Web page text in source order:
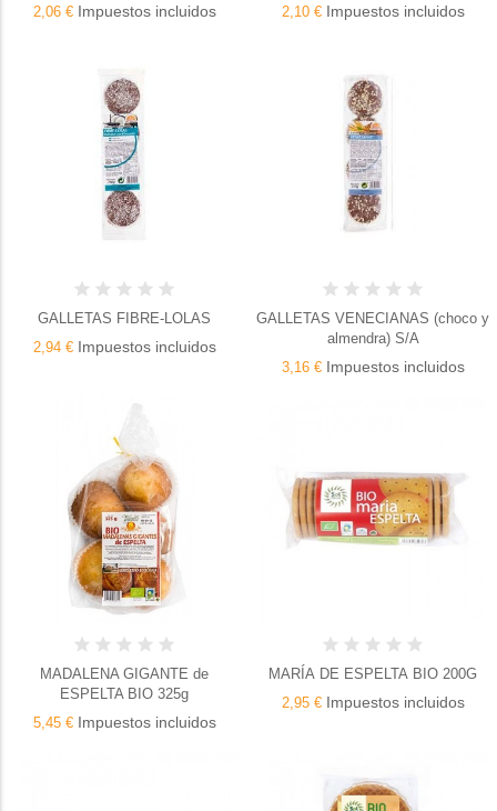
2,06 €Impuestos incluidos
2,10 €Impuestos incluidos
GALLETAS FIBRE-LOLAS
2,94 €Impuestos incluidos
GALLETAS VENECIANAS (choco y
almendra) S/A
3,16 €Impuestos incluidos
MADALENA GIGANTE de
ESPELTA BIO 325g
5,45 €Impuestos incluidos
MARÍA DE ESPELTA BIO 200G
2,95 €Impuestos incluidos